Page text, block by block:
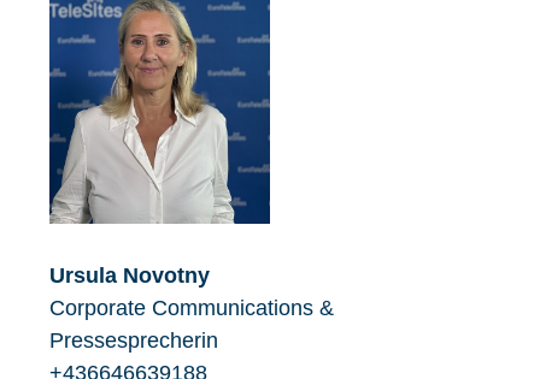
Ursula Novotny
Corporate Communications &
Pressesprecherin
+436646639188